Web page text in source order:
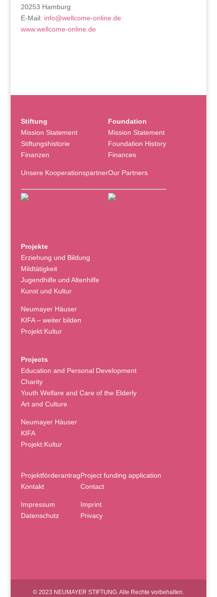
20253 Hamburg
E-Mail: info@wellcome-online.de
www.wellcome-online.de
Stiftung
Mission Statement
Stiftungshistorie
Finanzen
Unsere Kooperationspartner
Foundation
Mission Statement
Foundation History
Finances
Our Partners
Projekte
Erziehung und Bildung
Mildtätigkeit
Jugendhilfe und Altenhilfe
Kunst und Kultur
Neumayer Häuser
KIFA – weiter bilden
Projekt:Kultur
Projects
Education and Personal Development
Charity
Youth Welfare and Care of the Elderly
Art and Culture
Neumayer Häuser
KIFA
Projekt:Kultur
Projektförderantrag
Kontakt
Impressum
Datenschutz
Project funding application
Contact
Imprint
Privacy
© 2023 NEUMAYER STIFTUNG. Alle Rechte vorbehalten.